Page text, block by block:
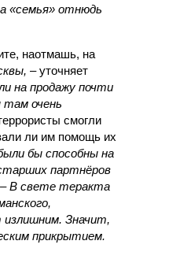
«семья» отнюдь
наотмашь, на
– уточняет
на продажу почти
там очень
смогли
ли им помощь их
бы способны на
партнёров
В свете теракта
излишним. Значит,
прикрытием.